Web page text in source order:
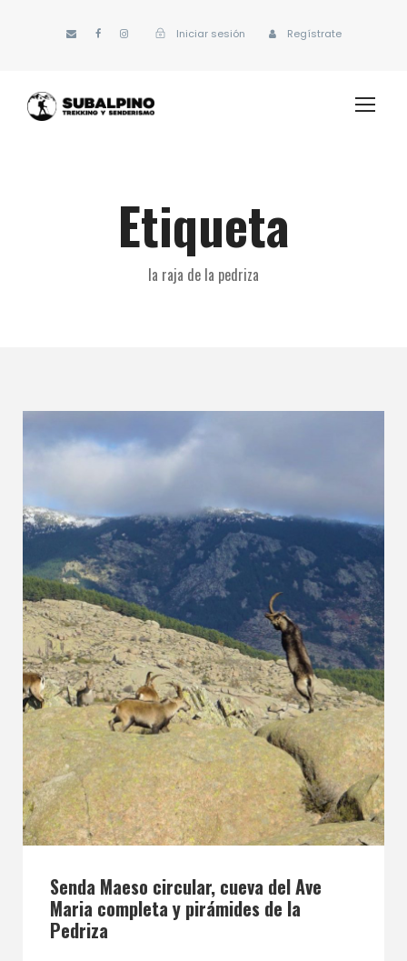
Iniciar sesión Regístrate
Etiqueta
la raja de la pedriza
Senda Maeso circular, cueva del Ave
Maria completa y pirámides de la
Pedriza